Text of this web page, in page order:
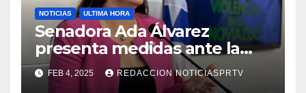
NOTICIAS ULTIMA HORA
Senadora Ada Álvarez
presenta medidas ante la
violencia en el noviazgo
FEB 4, 2025 REDACCION NOTICIASPRTV